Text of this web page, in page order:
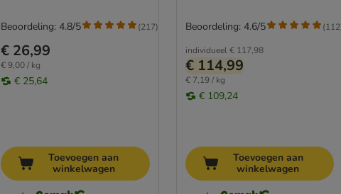
€ 26,99
€ 9,00 / kg
€ 25,64
Beoordeling: 4.8/5 (217)
Toevoegen aan
winkelwagen
individueel € 117,98
€ 114,99
€ 7,19 / kg
€ 109,24
Beoordeling: 4.6/5 (112
Toevoegen aan
winkelwagen